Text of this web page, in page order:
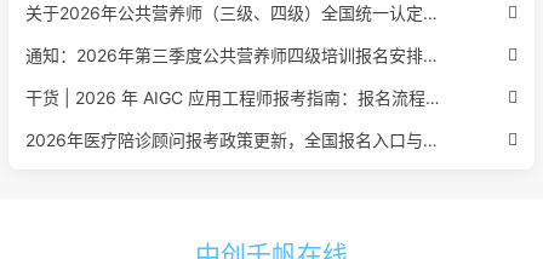
关于2026年公共营养师（三级、四级）全国统一认定报名的服务通知
通知：2026年第三季度公共营养师四级培训报名安排正式发布
干货 | 2026 年 AIGC 应用工程师报考指南：报名流程、学历要求、培训课程、就业方向全梳理
2026年医疗陪诊顾问报考政策更新，全国报名入口与报考指南全同步